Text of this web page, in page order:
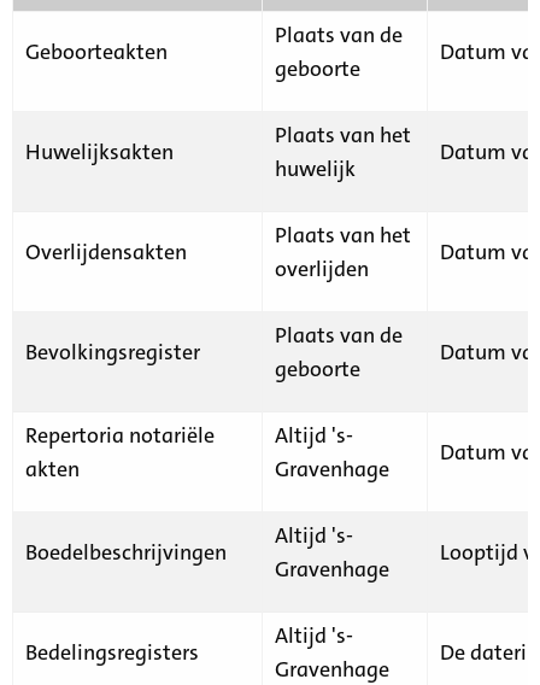
Geboorteakten
Plaats van de
geboorte
Datum
Huwelijksakten
Plaats van het
huwelijk
Datum
Overlijdensakten
Plaats van het
overlijden
Datum
Bevolkingsregister
Plaats van de
geboorte
Datum
Repertoria notariële
akten
Altijd 's-
Gravenhage
Datum
Boedelbeschrijvingen
Altijd 's-
Gravenhage
Looptijd
Bedelingsregisters
Altijd 's-
Gravenhage
De